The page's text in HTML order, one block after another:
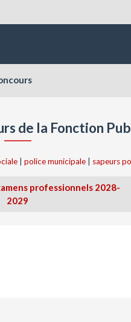
de la Fonction
| police municipale| sapeurs
professionnels 2028-
2029